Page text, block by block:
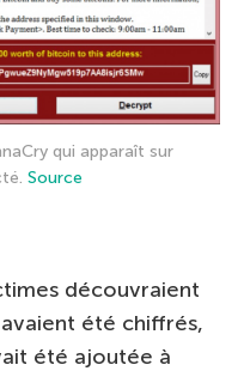
qui apparaît sur
Source
découvraient
été chiffrés,
été ajoutée à